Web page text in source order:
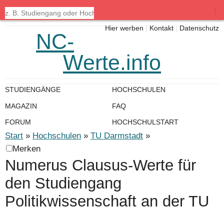
Start » Hochschulen » TU Darmstadt »
Merken
Numerus Clausus-Werte für
den Studiengang
Politikwissenschaft an der TU
Hier werben Kontakt Datenschutz
NC-
Werte.info
STUDIENGÄNGE HOCHSCHULEN
MAGAZIN FAQ
FORUM HOCHSCHULSTART